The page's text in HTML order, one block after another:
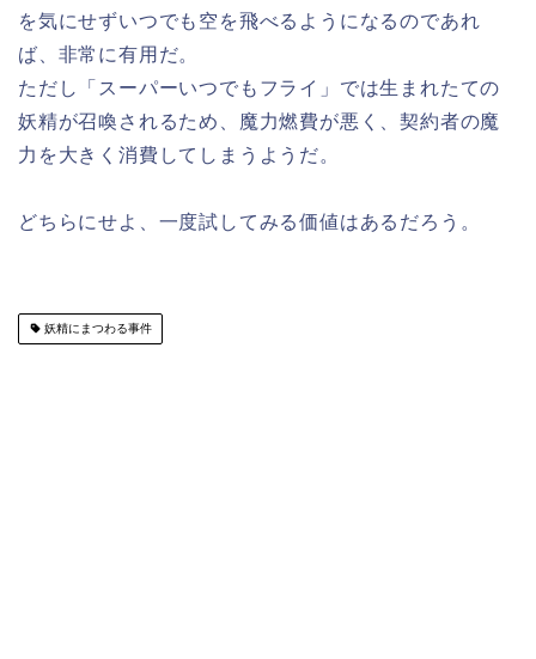
を気にせずいつでも空を飛べるようになるのであれ
ば、非常に有用だ。
ただし「スーパーいつでもフライ」では生まれたての
妖精が召喚されるため、魔力燃費が悪く、契約者の魔
力を大きく消費してしまうようだ。
どちらにせよ、一度試してみる価値はあるだろう。
妖精にまつわる事件